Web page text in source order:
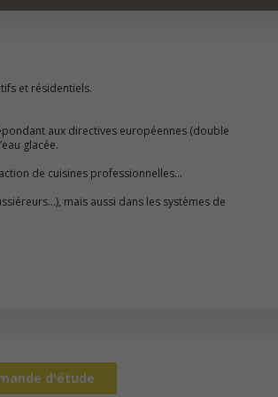
et résidentiels.
aux directives européennes (double
glacée.
de cuisines professionnelles…
mais aussi dans les systèmes de
d'étude